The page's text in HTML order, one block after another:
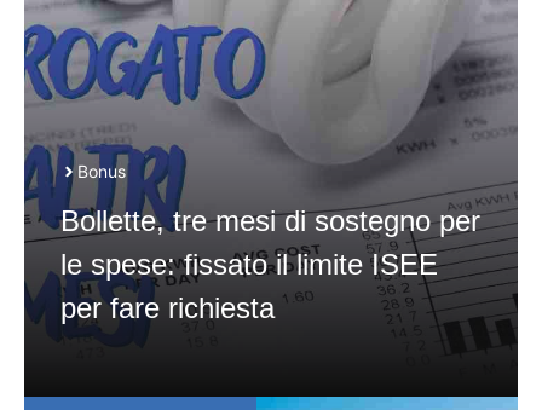
Bonus
Bollette, tre mesi di sostegno per
le spese: fissato il limite ISEE
per fare richiesta